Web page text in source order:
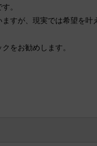
。
すが、現実では希望を叶
をお勧めします。